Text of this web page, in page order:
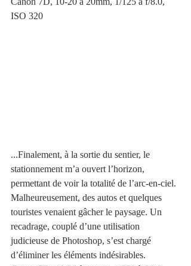
ISO 320
...Finalement, à la sortie du sentier, le
stationnement m’a ouvert l’horizon,
permettant de voir la totalité de l’arc-en-ciel.
Malheureusement, des autos et quelques
touristes venaient gâcher le paysage. Un
recadrage, couplé d’une utilisation
judicieuse de Photoshop, s’est chargé
d’éliminer les éléments indésirables.